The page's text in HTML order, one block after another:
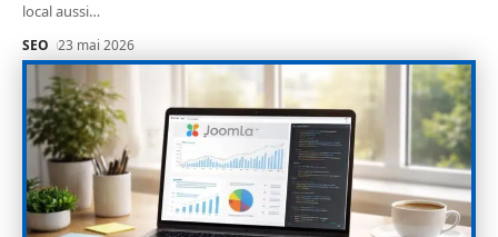
local aussi…
SEO 23 mai 2026